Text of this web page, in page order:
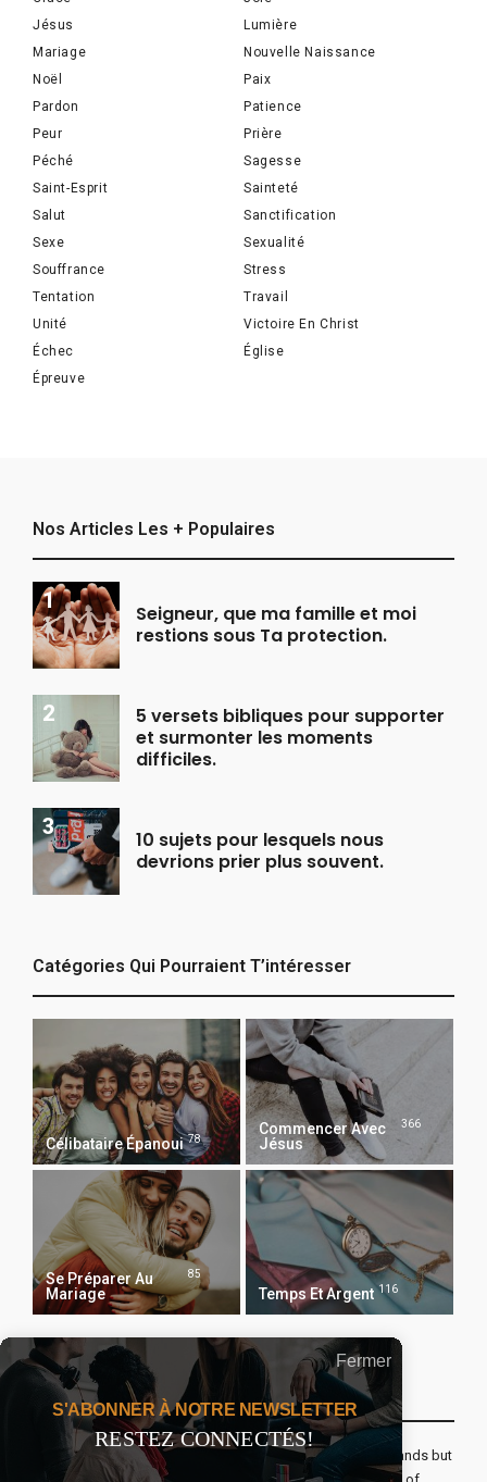
Jésus
Lumière
Mariage
Nouvelle Naissance
Noël
Paix
Pardon
Patience
Peur
Prière
Péché
Sagesse
Saint-Esprit
Sainteté
Salut
Sanctification
Sexe
Sexualité
Souffrance
Stress
Tentation
Travail
Unité
Victoire En Christ
Échec
Église
Épreuve
Nos Articles Les + Populaires
Seigneur, que ma famille et moi
restions sous Ta protection.
5 versets bibliques pour supporter
et surmonter les moments
difficiles.
10 sujets pour lesquels nous
devrions prier plus souvent.
Catégories Qui Pourraient T’intéresser
Célibataire Épanoui 78
Commencer Avec
Jésus
366
Se Préparer Au
Mariage
85
Temps Et Argent 116
Recevoir Notre Newsletter Chaque Matin
The real voyage of discovery consists not in seeking new lands but
Fermer
S'ABONNER À NOTRE NEWSLETTER
RESTEZ CONNECTÉS!